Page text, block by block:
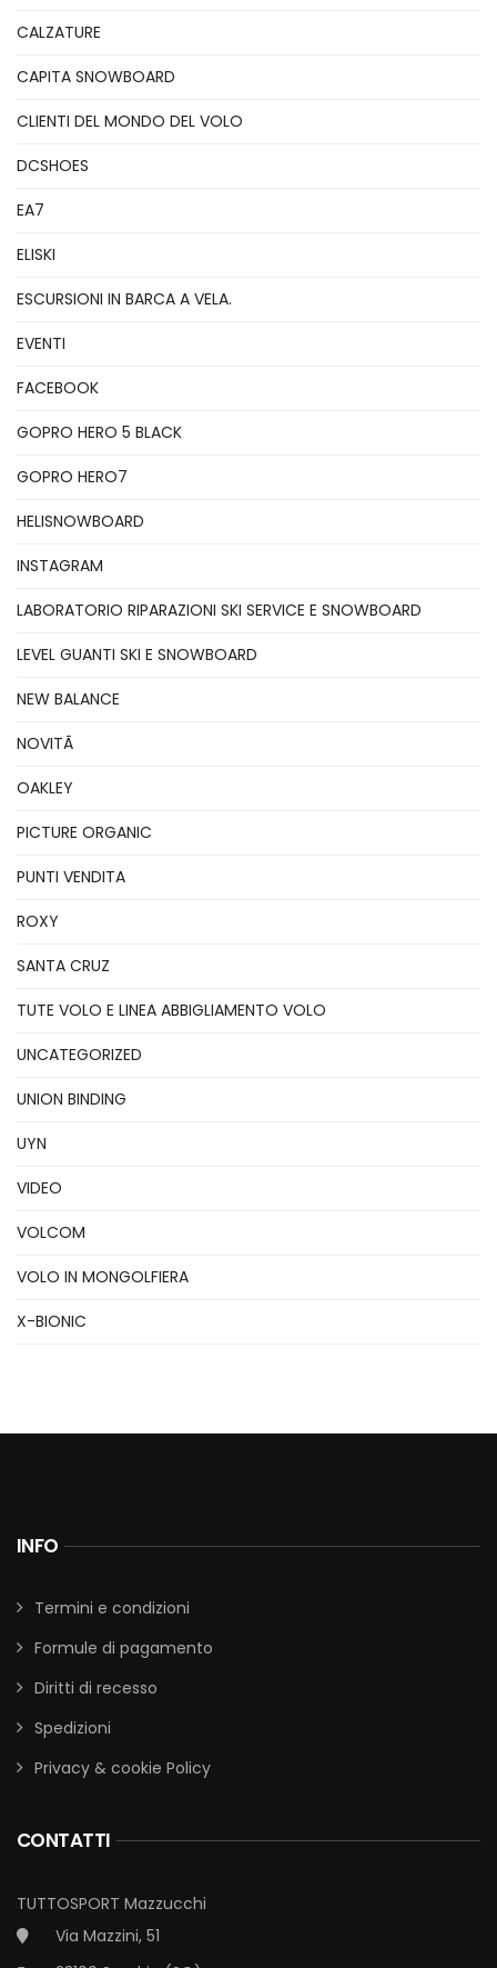
CALZATURE
CAPITA SNOWBOARD
CLIENTI DEL MONDO DEL VOLO
DCSHOES
EA7
ELISKI
ESCURSIONI IN BARCA A VELA.
EVENTI
FACEBOOK
GOPRO HERO 5 BLACK
GOPRO HERO7
HELISNOWBOARD
INSTAGRAM
LABORATORIO RIPARAZIONI SKI SERVICE E SNOWBOARD
LEVEL GUANTI SKI E SNOWBOARD
NEW BALANCE
NOVITÃ
OAKLEY
PICTURE ORGANIC
PUNTI VENDITA
ROXY
SANTA CRUZ
TUTE VOLO E LINEA ABBIGLIAMENTO VOLO
UNCATEGORIZED
UNION BINDING
UYN
VIDEO
VOLCOM
VOLO IN MONGOLFIERA
X-BIONIC
INFO
Termini e condizioni
Formule di pagamento
Diritti di recesso
Spedizioni
Privacy & cookie Policy
CONTATTI
TUTTOSPORT Mazzucchi
Via Mazzini, 51